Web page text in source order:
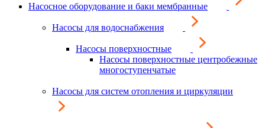
Насосное оборудование и баки мембранные
Насосы для водоснабжения
Насосы поверхностные
Насосы поверхностные центробежные
многоступенчатые
Насосы для систем отопления и циркуляции